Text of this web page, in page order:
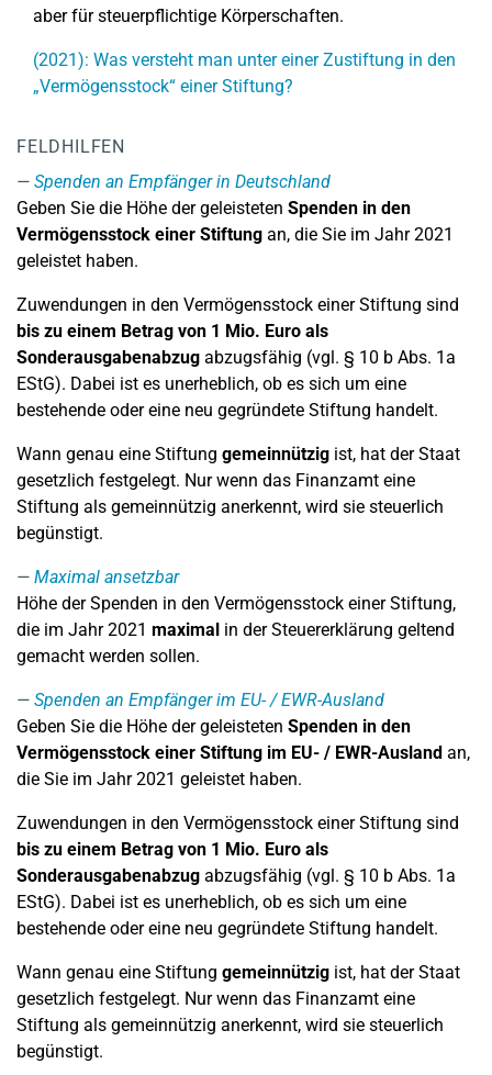
aber für steuerpflichtige Körperschaften.
(2021): Was versteht man unter einer Zustiftung in den
„Vermögensstock“ einer Stiftung?
FELDHILFEN
Spenden an Empfänger in Deutschland
Geben Sie die Höhe der geleisteten Spenden in den
Vermögensstock einer Stiftung an, die Sie im Jahr 2021
geleistet haben.
Zuwendungen in den Vermögensstock einer Stiftung sind
bis zu einem Betrag von 1 Mio. Euro als
Sonderausgabenabzug abzugsfähig (vgl. § 10 b Abs. 1a
EStG). Dabei ist es unerheblich, ob es sich um eine
bestehende oder eine neu gegründete Stiftung handelt.
Wann genau eine Stiftung gemeinnützig ist, hat der Staat
gesetzlich festgelegt. Nur wenn das Finanzamt eine
Stiftung als gemeinnützig anerkennt, wird sie steuerlich
begünstigt.
Maximal ansetzbar
Höhe der Spenden in den Vermögensstock einer Stiftung,
die im Jahr 2021 maximal in der Steuererklärung geltend
gemacht werden sollen.
Spenden an Empfänger im EU- / EWR-Ausland
Geben Sie die Höhe der geleisteten Spenden in den
Vermögensstock einer Stiftung im EU- / EWR-Ausland an,
die Sie im Jahr 2021 geleistet haben.
Zuwendungen in den Vermögensstock einer Stiftung sind
bis zu einem Betrag von 1 Mio. Euro als
Sonderausgabenabzug abzugsfähig (vgl. § 10 b Abs. 1a
EStG). Dabei ist es unerheblich, ob es sich um eine
bestehende oder eine neu gegründete Stiftung handelt.
Wann genau eine Stiftung gemeinnützig ist, hat der Staat
gesetzlich festgelegt. Nur wenn das Finanzamt eine
Stiftung als gemeinnützig anerkennt, wird sie steuerlich
begünstigt.